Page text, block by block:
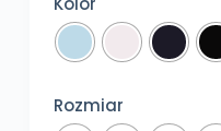
Rozmiar